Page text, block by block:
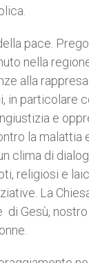
pace.
nella
alla
particolare
e
la malattia
clima di
religiosi e
La
Gesù,